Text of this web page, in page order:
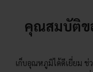
คุณสมบัติข
เก็บอุณหภูมิได้ดีเยี่ยม ช่